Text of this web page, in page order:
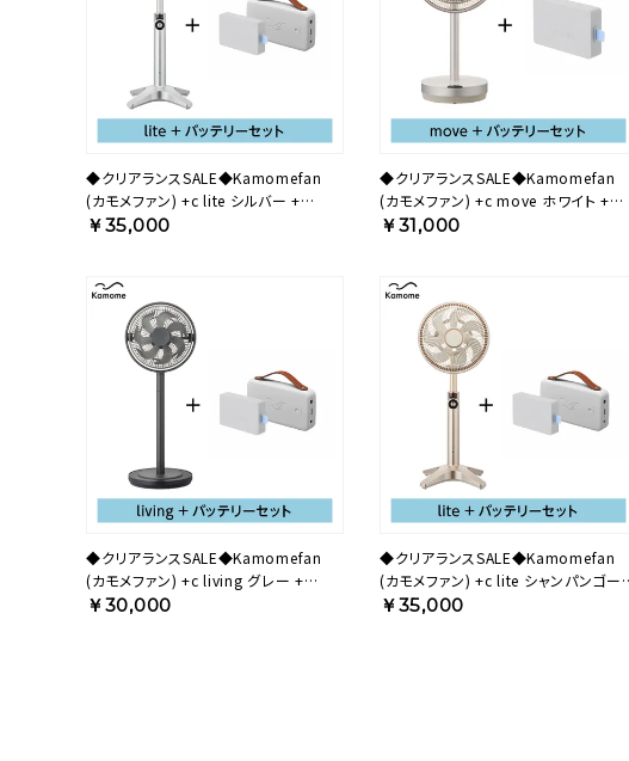
◆クリアランスSALE◆Kamomefan
(カモメファン) +c lite シルバー +
Otomo Dockセット 25ASODBP【KA】
￥35,000
◆クリアランスSALE◆Kamomefan
(カモメファン) +c move ホワイト +
Genki Pack セット 23AWBP【KA】
￥31,000
◆クリアランスSALE◆Kamomefan
(カモメファン) +c living グレー +
Otomo Dockセット 28AGODBP【KA】
￥30,000
◆クリアランスSALE◆Kamomefan
(カモメファン) +c lite シャンパンゴール
ド + Otomo Dockセット
￥35,000